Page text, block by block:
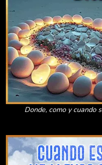
Donde, como y cuando